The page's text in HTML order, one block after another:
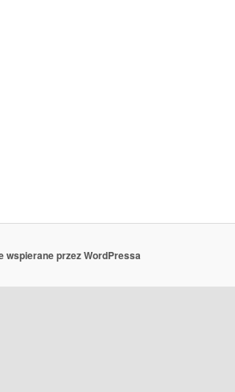
wspierane przez WordPressa